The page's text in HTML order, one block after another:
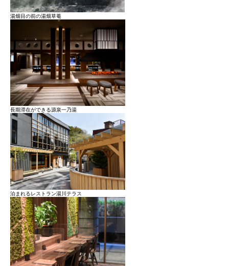
湯畑目の前の湯畑草菴
長期滞在ができる源泉一乃湯
泊まれるレストラン湯川テラス